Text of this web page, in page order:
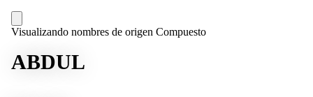
Visualizando nombres de origen Compuesto
ABDUL